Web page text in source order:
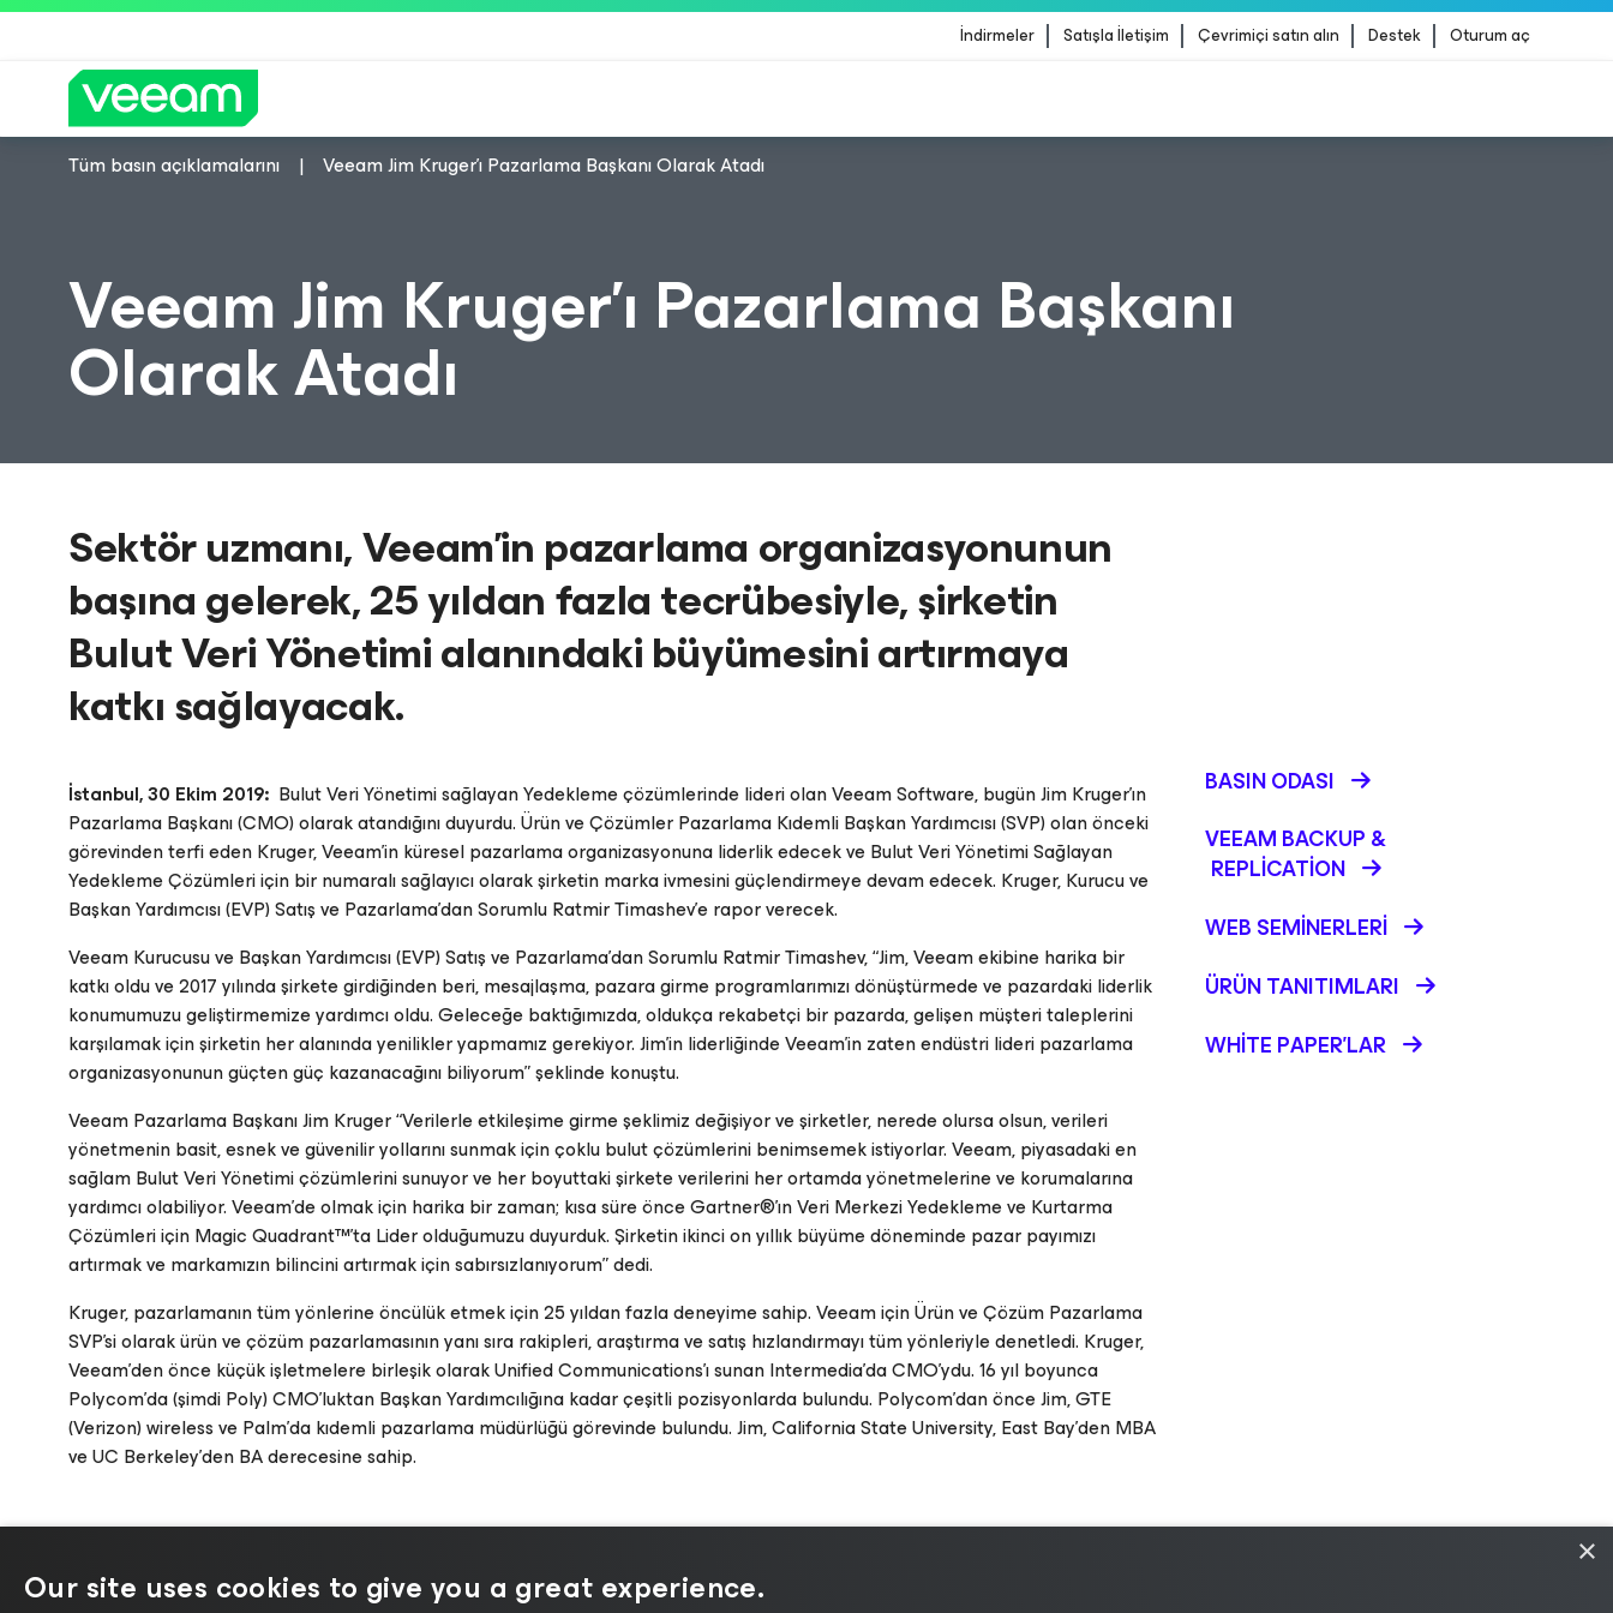
İndirmeler Satışla İletişim Çevrimiçi satın alın Destek Oturum aç
Tüm basın açıklamalarını Veeam Jim Kruger'ı Pazarlama Başkanı Olarak Atadı
Veeam Jim Kruger'ı Pazarlama Başkanı
Olarak Atadı
Sektör uzmanı, Veeam’in pazarlama organizasyonunun
başına gelerek, 25 yıldan fazla tecrübesiyle, şirketin
Bulut Veri Yönetimi alanındaki büyümesini artırmaya
katkı sağlayacak.
İstanbul, 30 Ekim 2019: Bulut Veri Yönetimi sağlayan Yedekleme çözümlerinde lideri olan Veeam Software, bugün Jim Kruger'ın
Pazarlama Başkanı (CMO) olarak atandığını duyurdu. Ürün ve Çözümler Pazarlama Kıdemli Başkan Yardımcısı (SVP) olan önceki
görevinden terfi eden Kruger, Veeam’in küresel pazarlama organizasyonuna liderlik edecek ve Bulut Veri Yönetimi Sağlayan
Yedekleme Çözümleri için bir numaralı sağlayıcı olarak şirketin marka ivmesini güçlendirmeye devam edecek. Kruger, Kurucu ve
Başkan Yardımcısı (EVP) Satış ve Pazarlama'dan Sorumlu Ratmir Timashev'e rapor verecek.
Veeam Kurucusu ve Başkan Yardımcısı (EVP) Satış ve Pazarlama'dan Sorumlu Ratmir Timashev, “Jim, Veeam ekibine harika bir
katkı oldu ve 2017 yılında şirkete girdiğinden beri, mesajlaşma, pazara girme programlarımızı dönüştürmede ve pazardaki liderlik
konumumuzu geliştirmemize yardımcı oldu. Geleceğe baktığımızda, oldukça rekabetçi bir pazarda, gelişen müşteri taleplerini
karşılamak için şirketin her alanında yenilikler yapmamız gerekiyor. Jim’in liderliğinde Veeam’in zaten endüstri lideri pazarlama
organizasyonunun güçten güç kazanacağını biliyorum” şeklinde konuştu.
Veeam Pazarlama Başkanı Jim Kruger “Verilerle etkileşime girme şeklimiz değişiyor ve şirketler, nerede olursa olsun, verileri
yönetmenin basit, esnek ve güvenilir yollarını sunmak için çoklu bulut çözümlerini benimsemek istiyorlar. Veeam, piyasadaki en
sağlam Bulut Veri Yönetimi çözümlerini sunuyor ve her boyuttaki şirkete verilerini her ortamda yönetmelerine ve korumalarına
yardımcı olabiliyor. Veeam'de olmak için harika bir zaman; kısa süre önce Gartner®'ın Veri Merkezi Yedekleme ve Kurtarma
Çözümleri için Magic Quadrant™'ta Lider olduğumuzu duyurduk. Şirketin ikinci on yıllık büyüme döneminde pazar payımızı
artırmak ve markamızın bilincini artırmak için sabırsızlanıyorum” dedi.
Kruger, pazarlamanın tüm yönlerine öncülük etmek için 25 yıldan fazla deneyime sahip. Veeam için Ürün ve Çözüm Pazarlama
SVP'si olarak ürün ve çözüm pazarlamasının yanı sıra rakipleri, araştırma ve satış hızlandırmayı tüm yönleriyle denetledi. Kruger,
Veeam'den önce küçük işletmelere birleşik olarak Unified Communications'ı sunan Intermedia'da CMO'ydu. 16 yıl boyunca
Polycom'da (şimdi Poly) CMO’luktan Başkan Yardımcılığına kadar çeşitli pozisyonlarda bulundu. Polycom'dan önce Jim, GTE
(Verizon) wireless ve Palm’da kıdemli pazarlama müdürlüğü görevinde bulundu. Jim, California State University, East Bay’den MBA
ve UC Berkeley’den BA derecesine sahip.
BASIN ODASI
VEEAM BACKUP &
REPLICATION
WEB SEMINERLERI
ÜRÜN TANITIMLARI
WHITE PAPER'LAR
×
Our site uses cookies to give you a great experience.